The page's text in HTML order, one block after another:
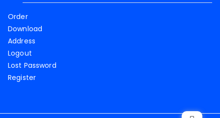
Order
Download
Address
Logout
Lost Password
Register